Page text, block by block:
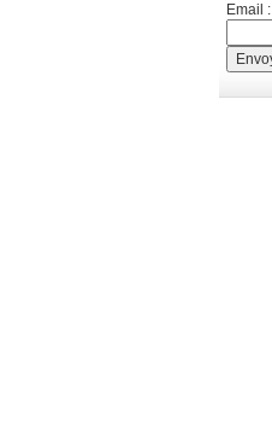
Email :